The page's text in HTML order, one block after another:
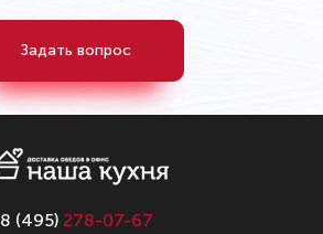
Задать вопрос
8 (495) 278-07-67